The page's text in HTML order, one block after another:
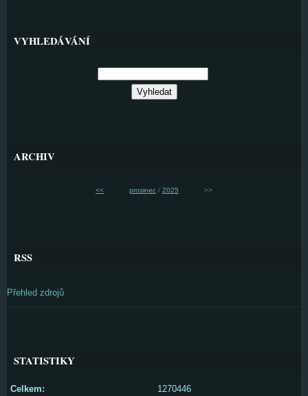
VYHLEDÁVÁNÍ
ARCHIV
<< prosinec/ 2025 >>
RSS
Přehled zdrojů
STATISTIKY
Celkem: 1270446